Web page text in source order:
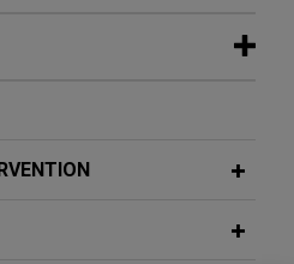
leader in motion and control
and UK Vehicle